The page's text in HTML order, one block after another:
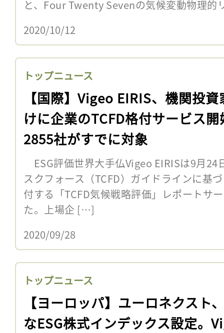
と、Four Twenty Sevenの気候変動物理
2020/10/12
トップニュース
【国際】Vigeo EIRIS、機関投資
けに企業のTCFD格付サービス開
2855社がすでに対象
ESG評価世界大手仏Vigeo EIRISは9月24
スクフォース（TCFD）ガイドラインに基
付する「TCFD気候戦略評価」レポートサ
た。上場企 […]
2020/09/28
トップニュース
【ヨーロッパ】ユーロネクスト
なESG株式インデックス設定。